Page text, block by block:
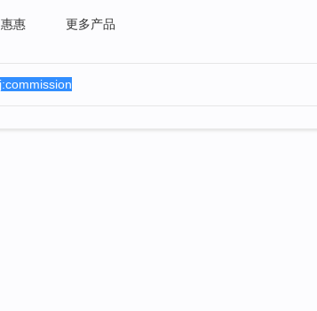
惠惠 更多产品